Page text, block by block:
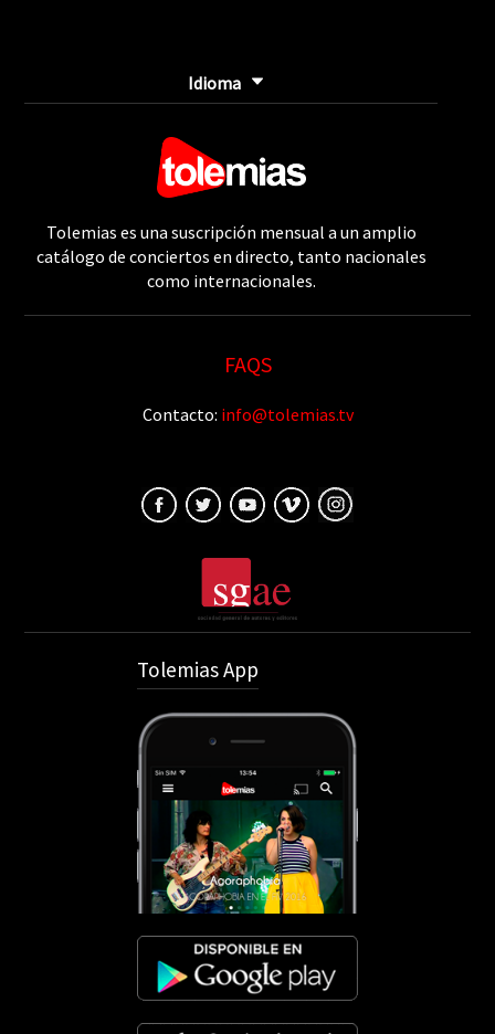
Idioma
Tolemias es una suscripción mensual a un amplio
catálogo de conciertos en directo, tanto nacionales
como internacionales.
FAQS
Contacto: info@tolemias.tv
Tolemias App